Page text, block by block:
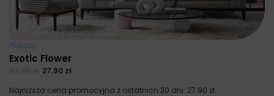
Plakaty
Exotic Flower
27.90 zł
Najniższa cena promocyjna z ostatnich 30 dni: 27.90 zł.